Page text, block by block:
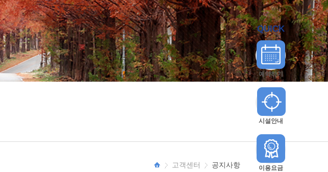
고객센터 공지사항
QUICK
예약하기
시설안내
이용요금